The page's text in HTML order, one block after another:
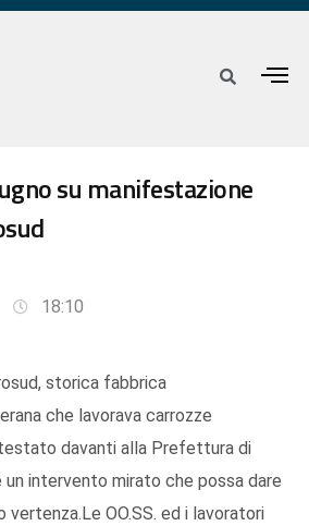
su manifestazione
18:10
storica fabbrica
che lavorava carrozze
davanti alla Prefettura di
un intervento mirato che possa dare
OO.SS. ed i lavoratori